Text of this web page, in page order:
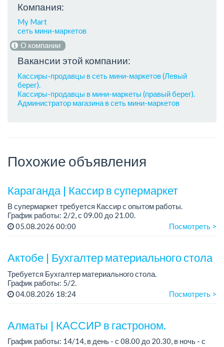
Компания:
My Mart
сеть мини-маркетов
О компании
Вакансии этой компании:
Кассиры-продавцы в сеть мини-маркетов (Левый
берег).
Кассиры-продавцы в мини-маркеты (правый берег).
Администратор магазина в сеть мини-маркетов
Похожие объявления
Караганда | Кассир в супермаркет
В супермаркет требуется Кассир с опытом работы.
График работы: 2/2, с 09.00 до 21.00.
05.08.2026 00:00 Посмотреть >
Актобе | Бухгалтер материального стола
Требуется Бухгалтер материального стола.
График работы: 5/2.
• ...
04.08.2026 18:24 Посмотреть >
Алматы | КАССИР в гастроном.
График работы: 14/14, в день - с 08.00 до 20.30, в ночь - с